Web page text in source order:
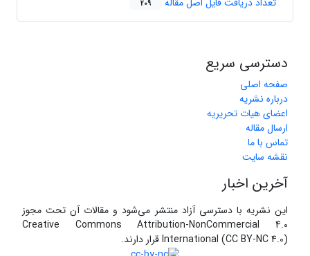
209
دسترسی سریع
صفحه اصلی
درباره نشریه
اعضای هیات تحریریه
ارسال مقاله
تماس با ما
نقشه سایت
آخرین اخبار
این نشریه با دسترسی آزاد منتشر می‌شود و مقالات آن تحت مجوز
Creative Commons Attribution-NonCommercial 4.0
International (CC BY-NC 4.0) قرار دارند.